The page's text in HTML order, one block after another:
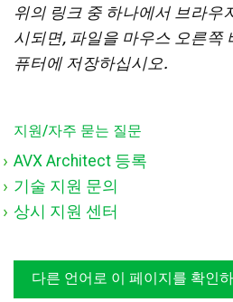
위의 링크 중 하나에서 브라우
시되면, 파일을 마우스 오른쪽
퓨터에 저장하십시오.
지원/자주 묻는 질문
AVX Architect 등록
기술 지원 문의
상시 지원 센터
다른 언어로 이 페이지를 확인